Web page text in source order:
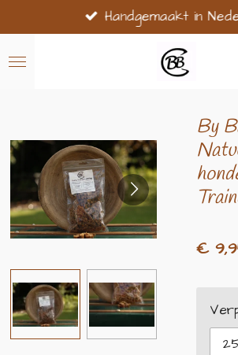
direct
naar
Handgemaakt in
By
€